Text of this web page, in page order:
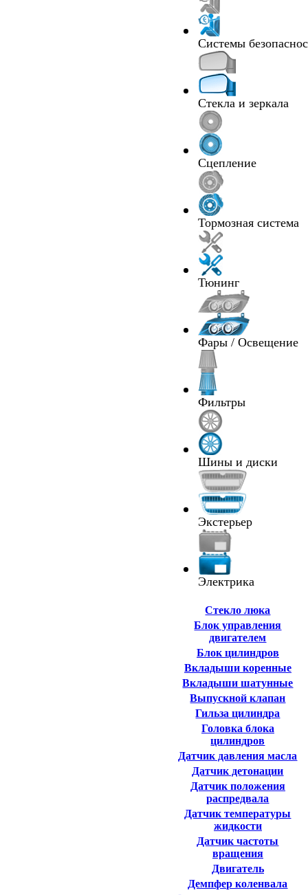
Системы
Стекла и зеркала
Сцепление
Тормозная система
Тюнинг
Фары / Освещение
Фильтры
Шины и диски
Экстерьер
Электрика
Cтекло люка
Блок управления
двигателем
Блок цилиндров
Вкладыши коренные
Вкладыши шатунные
Выпускной клапан
Гильза цилиндра
Головка блока
цилиндров
Датчик давления масла
Датчик детонации
Датчик положения
распредвала
Датчик температуры
жидкости
Датчик частоты
вращения
Двигатель
Демпфер коленвала